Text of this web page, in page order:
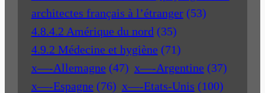
architectes français à l’étranger (53)
4.8.4.2 Amérique du nord (35)
4.9.2 Médecine et hygiène (71)
x—-Allemagne (47) x—-Argentine (37)
x—-Espagne (76) x—-Etats-Unis (100)